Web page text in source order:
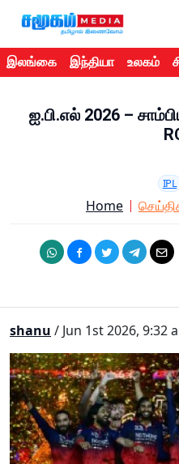
இலங்கை இந்தியா உலகம்
ஐ.பி.எல் 2026 –
IPL
Home
shanu / Jun 1st 2026, 9:32